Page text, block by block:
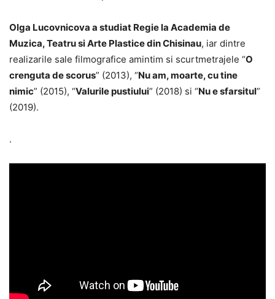
Olga Lucovnicova a studiat Regie la Academia de
Muzica, Teatru si Arte Plastice din Chisinau, iar dintre
realizarile sale filmografice amintim si scurtmetrajele “O
crenguta de scorus” (2013), “Nu am, moarte, cu tine
nimic” (2015), “Valurile pustiului” (2018) si “Nu e sfarsitul”
(2019).
.